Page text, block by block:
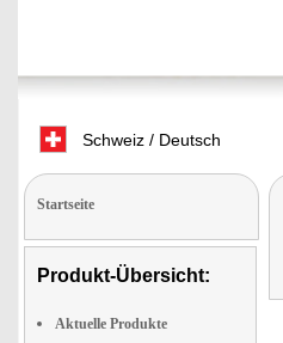
Schweiz / Deutsch
Startseite
Produkt-Übersicht:
Aktuelle Produkte